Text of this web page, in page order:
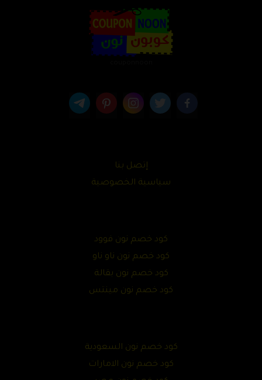
إتصل بنا
سياسية الخصوصية
كود خصم نون فوود
كود خصم نون ناو ناو
كود خصم نون بقالة
كود خصم نون مينتس
كود خصم نون السعودية
كود خصم نون الامارات